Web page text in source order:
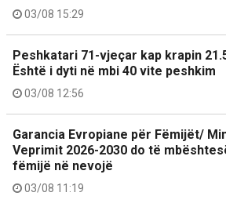
03/08 15:29
Peshkatari 71-vjeçar kap krapin
Është i dyti në mbi 40 vite peshkim
03/08 12:56
Garancia Evropiane për Fëmijët/
Veprimit 2026-2030 do të
fëmijë në nevojë
03/08 11:19